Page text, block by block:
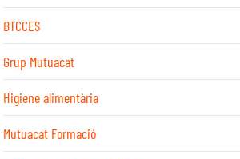
BTCCES
Grup Mutuacat
Higiene alimentària
Mutuacat Formació